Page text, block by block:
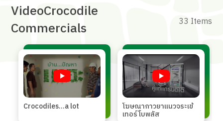
VideoCrocodile
Commercials
33 Items
Crocodiles...a lot โฆษณากาวยาแนวจระเข้
เทอร์โบพลัส